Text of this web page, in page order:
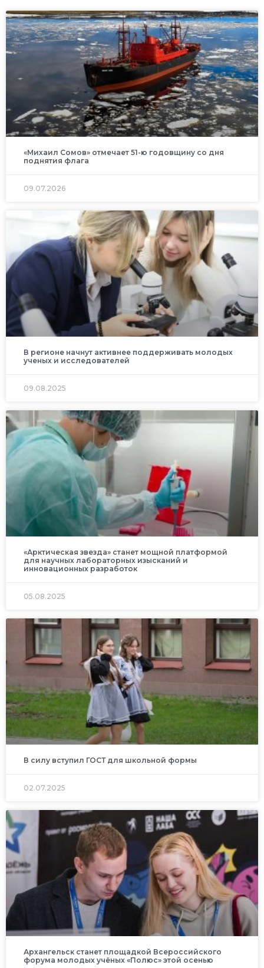
«Михаил Сомов» отмечает 51-ю годовщину со дня
поднятия флага
09.07.2026
В регионе начнут активнее поддерживать молодых
ученых и исследователей
09.08.2025
«Арктическая звезда» станет мощной платформой
для научных лабораторных изысканий и
инновационных разработок
05.08.2025
В силу вступил ГОСТ для школьной формы
02.07.2025
Архангельск станет площадкой Всероссийского
форума молодых учёных «Полюс» этой осенью